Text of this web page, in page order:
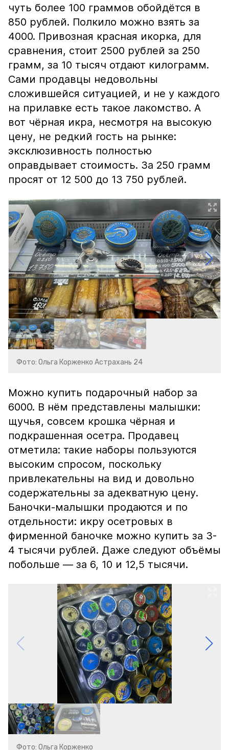
чуть более 100 граммов обойдётся в
850 рублей. Полкило можно взять за
4000. Привозная красная икорка, для
сравнения, стоит 2500 рублей за 250
грамм, за 10 тысяч отдают килограмм.
Сами продавцы недовольны
сложившейся ситуацией, и не у каждого
на прилавке есть такое лакомство. А
вот чёрная икра, несмотря на высокую
цену, не редкий гость на рынке:
эксклюзивность полностью
оправдывает стоимость. За 250 грамм
просят от 12 500 до 13 750 рублей.
Фото: Ольга Корженко Астрахань 24
Можно купить подарочный набор за
6000. В нём представлены малышки:
щучья, совсем крошка чёрная и
подкрашенная осетра. Продавец
отметила: такие наборы пользуются
высоким спросом, поскольку
привлекательны на вид и довольно
содержательны за адекватную цену.
Баночки-малышки продаются и по
отдельности: икру осетровых в
фирменной баночке можно купить за 3-
4 тысячи рублей. Даже следуют объёмы
побольше — за 6, 10 и 12,5 тысячи.
Фото: Ольга Корженко